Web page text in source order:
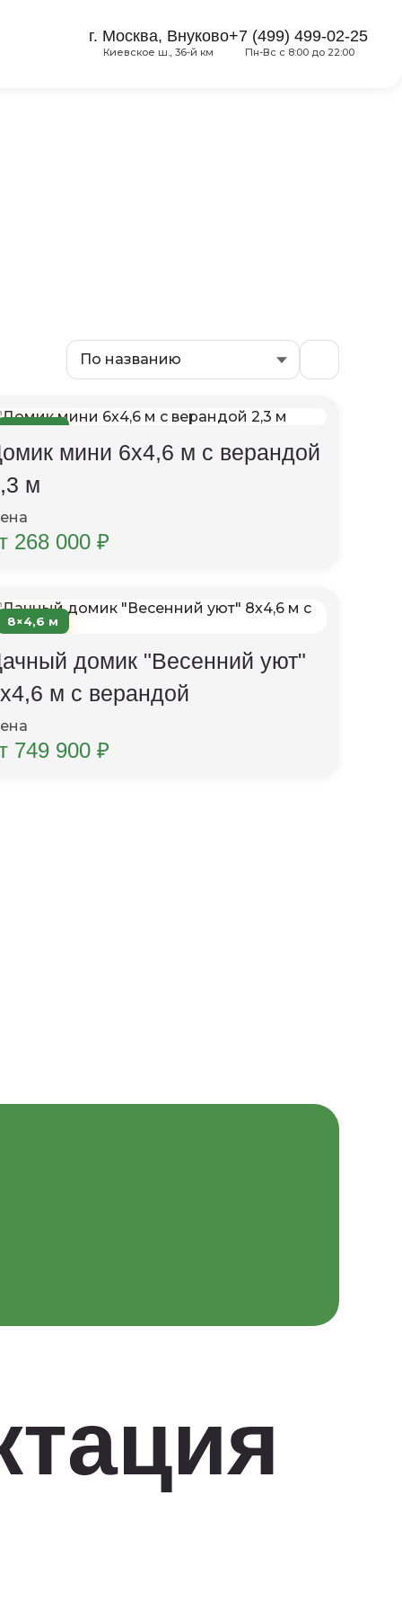
г. Москва, Внуково
Киевское ш., 36-й км
+7 (499) 499-02-25
Пн-Вс с 8:00 до 22:00
По названию
6×4,6 м
мини 6х4,6 м с верандой
м
268 000 ₽
8×4,6 м
домик "Весенний уют"
м с верандой
749 900 ₽